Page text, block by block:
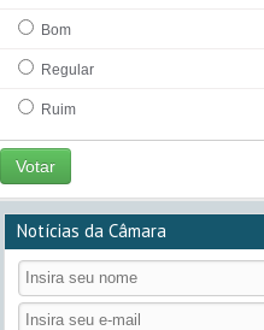
Bom
Regular
Ruim
Votar
Notícias da Câmara